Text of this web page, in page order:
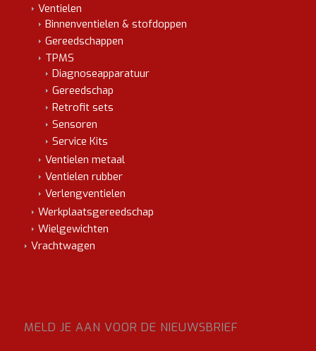
Ventielen
Binnenventielen & stofdoppen
Gereedschappen
TPMS
Diagnoseapparatuur
Gereedschap
Retrofit sets
Sensoren
Service Kits
Ventielen metaal
Ventielen rubber
Verlengventielen
Werkplaatsgereedschap
Wielgewichten
Vrachtwagen
MELD JE AAN VOOR DE NIEUWSBRIEF